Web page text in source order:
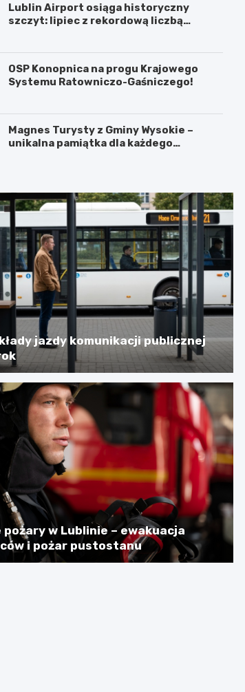
Lublin Airport osiąga historyczny
szczyt: lipiec z rekordową liczbą
OSP Konopnica na progu Krajowego
Systemu Ratowniczo-Gaśniczego!
Magnes Turysty z Gminy Wysokie –
unikalna pamiątka dla każdego
jazdy komunikacji publicznej
pożary w Lublinie – ewakuacja
i pożar pustostanu